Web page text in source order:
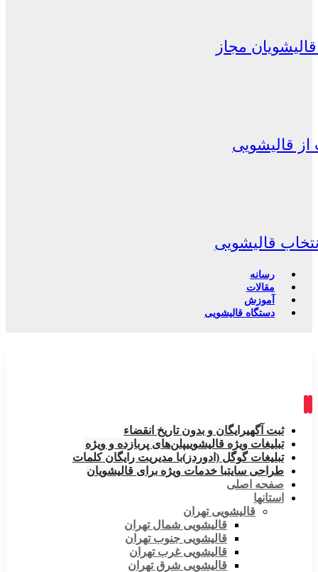
مجاز
قالیشویی
قالیشویی
رسانه
مقالات
آموزش
دستگاه قالیشویی
ثبت آگهیرایگان و بدون تاریخ انقضاء
تبلیغات ویژه قالیشوییپلن‌های پربازده و ویژه
تبلیغات گوگل (ادوردز)با مدیریت رایگان کلمات
طراحی سایتبا خدمات ویژه برای قالیشویان
صفحه اصلی
استانها
قالیشویی تهران
قالیشویی شمال تهران
قالیشویی جنوب تهران
قالیشویی غرب تهران
قالیشویی شرق تهران